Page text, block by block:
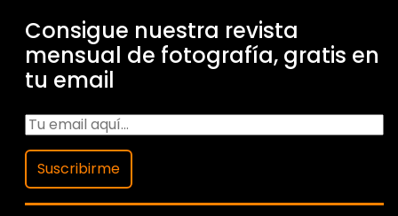
Consigue nuestra revista
mensual de fotografía, gratis en
tu email
Suscribirme